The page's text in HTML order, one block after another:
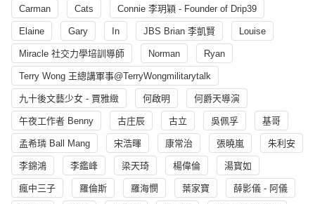
Carman Cats Connie 李玥穎 - Founder of Drip39
Elaine Gary In JBS Brian 李凱賢 Louise
Miracle 社交力學培訓導師 Norman Ryan
Terry Wong 王總講軍事@TerryWongmilitarytalk
九十後文藝少女 - 賈雅緻 何啟明 何爵天導演
午夜工作者 Benny 古庄辰 古立 吳佩孚 基哥
孟希璘 Ball Mang 宋浩暉 康常治 張曉嵐 朱利安
李錦鴻 李鑑峰 梁天琦 楊偉倫 湯寳如
瘋中三子 羅倫斯 羅海憫 葉家寶 薛影儀 - 阿儀